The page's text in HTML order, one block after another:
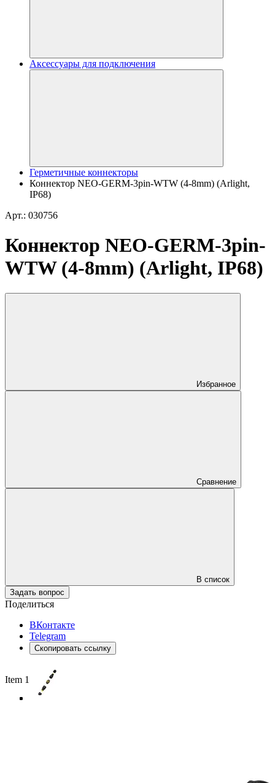
Аксессуары для подключения
Герметичные коннекторы
Коннектор NEO-GERM-3pin-WTW (4-8mm) (Arlight,
IP68)
Арт.: 030756
Коннектор NEO-GERM-3pin-
WTW (4-8mm) (Arlight, IP68)
Избранное
Сравнение
В список
Задать вопрос
Поделиться
ВКонтакте
Telegram
Скопировать ссылку
Item 1 of 4